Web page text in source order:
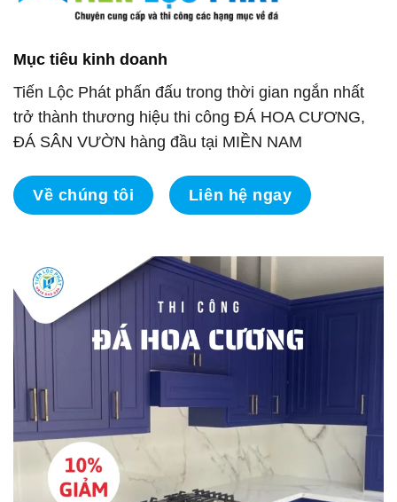
Mục tiêu kinh doanh
Tiến Lộc Phát phấn đấu trong thời gian ngắn nhất
trở thành thương hiệu thi công ĐÁ HOA CƯƠNG,
ĐÁ SÂN VƯỜN hàng đầu tại MIỀN NAM
Về chúng tôi Liên hệ ngay